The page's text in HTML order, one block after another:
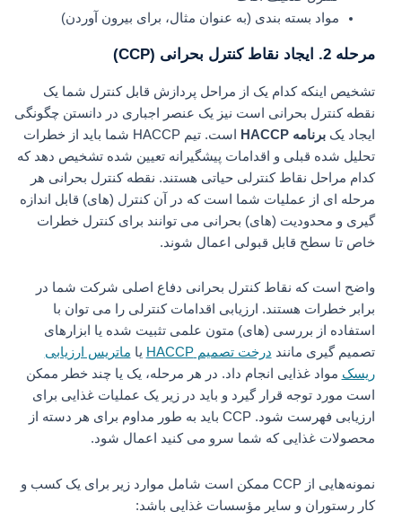
مواد بسته بندی (به عنوان مثال، برای بیرون آوردن)
مرحله 2. ایجاد نقاط کنترل بحرانی (CCP)
تشخیص اینکه کدام یک از مراحل پردازش قابل کنترل شما یک
نقطه کنترل بحرانی است نیز یک عنصر اجباری در دانستن چگونگی
ایجاد یک برنامه HACCP
است. تیم HACCP شما باید از خطرات
تحلیل شده قبلی و اقدامات پیشگیرانه تعیین شده تشخیص دهد که
کدام مراحل نقاط کنترلی حیاتی هستند. نقطه کنترل بحرانی هر
مرحله ای از عملیات شما است که در آن کنترل (های) قابل اندازه
گیری و محدودیت (های) بحرانی می توانند برای کنترل خطرات
خاص تا سطح قابل قبولی اعمال شوند.
واضح است که نقاط کنترل بحرانی دفاع اصلی شرکت شما در
برابر خطرات هستند. ارزیابی اقدامات کنترلی را می توان با
استفاده از بررسی (های) متون علمی تثبیت شده یا ابزارهای
تصمیم گیری ماننددرخت تصمیم HACCP یاماتریس ارزیابی
ریسکمواد غذایی انجام داد. در هر مرحله، یک یا چند خطر ممکن
است مورد توجه قرار گیرد و باید در زیر یک عملیات غذایی برای
ارزیابی فهرست شود. CCP باید به طور مداوم برای هر دسته از
محصولات غذایی که شما سرو می کنید اعمال شود.
نمونه‌هایی از CCP ممکن است شامل موارد زیر برای یک کسب و
کار رستوران و سایر مؤسسات غذایی باشد: